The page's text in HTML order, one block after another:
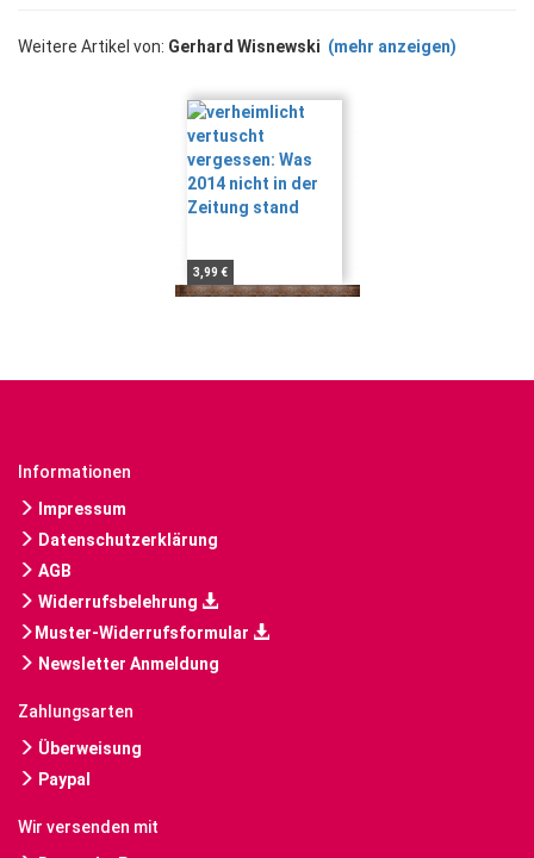
Weitere Artikel von: Gerhard Wisnewski (mehr anzeigen)
3,99 €
Informationen
Impressum
Datenschutzerklärung
AGB
Widerrufsbelehrung
Muster-Widerrufsformular
Newsletter Anmeldung
Zahlungsarten
Überweisung
Paypal
Wir versenden mit